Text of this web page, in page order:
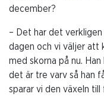
december?
– Det har det
dagen och vi väljer att
med skorna på nu.
det är tre varv så han
sparar vi den växeln till